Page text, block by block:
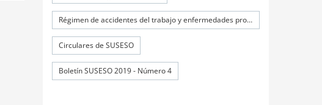
Régimen de accidentes del trabajo y enfermedades profesionales
Circulares de SUSESO
Boletín SUSESO 2019 - Número 4